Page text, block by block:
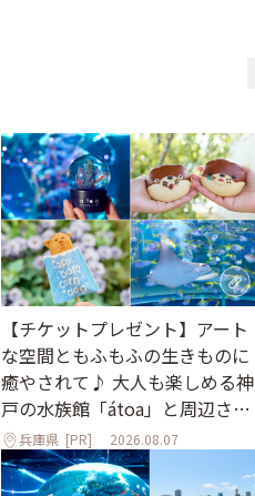
【チケットプレゼント】アート
な空間ともふもふの生きものに
癒やされて♪ 大人も楽しめる神
戸の水族館「átoa」と周辺さん
ぽ兵庫県 [PR] 2026.08.07